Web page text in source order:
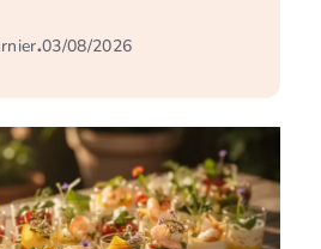
.03/08/2026